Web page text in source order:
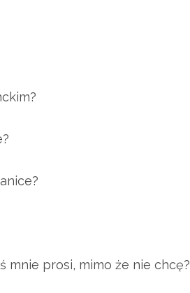
mnie prosi, mimo że nie chcę?